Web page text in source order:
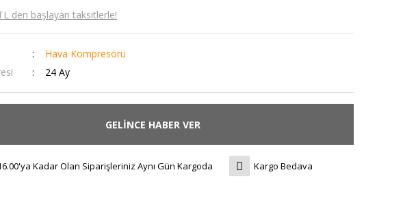
den başlayan taksitlerle!
Hava Kompresörü
24 Ay
GELİNCE HABER VER
Kadar Olan Siparişleriniz Aynı Gün Kargoda Kargo Bedava